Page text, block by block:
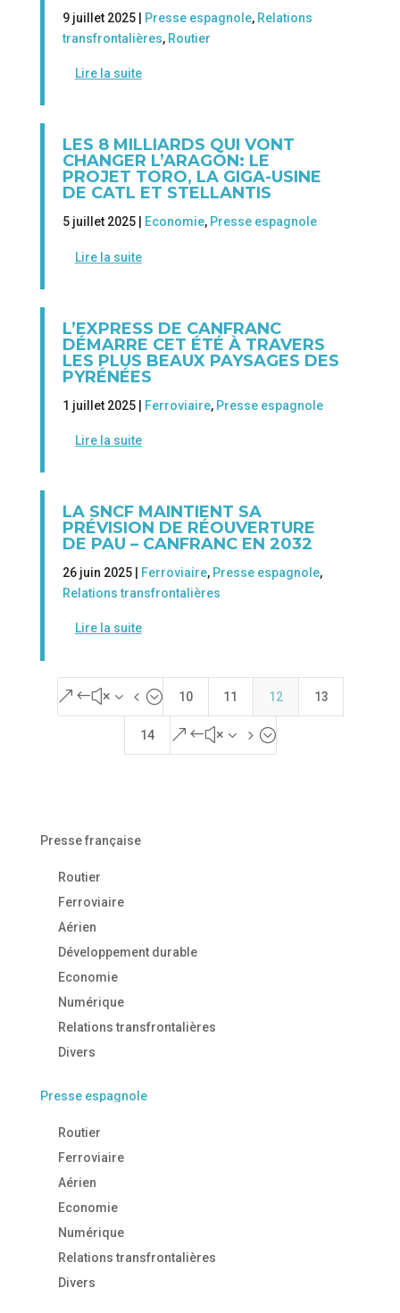
9 juillet 2025 | Presse espagnole, Relations
transfrontalières, Routier
Lire la suite
LES 8 MILLIARDS QUI VONT
CHANGER L’ARAGON: LE
PROJET TORO, LA GIGA-USINE
DE CATL ET STELLANTIS
5 juillet 2025 | Economie, Presse espagnole
Lire la suite
L’EXPRESS DE CANFRANC
DÉMARRE CET ÉTÉ À TRAVERS
LES PLUS BEAUX PAYSAGES DES
PYRÉNÉES
1 juillet 2025 | Ferroviaire, Presse espagnole
Lire la suite
LA SNCF MAINTIENT SA
PRÉVISION DE RÉOUVERTURE
DE PAU – CANFRANC EN 2032
26 juin 2025 | Ferroviaire, Presse espagnole,
Relations transfrontalières
Lire la suite
&#x34; 10 11 12 13
14 &#x35;
Presse française
Routier
Ferroviaire
Aérien
Développement durable
Economie
Numérique
Relations transfrontalières
Divers
Presse espagnole
Routier
Ferroviaire
Aérien
Economie
Numérique
Relations transfrontalières
Divers